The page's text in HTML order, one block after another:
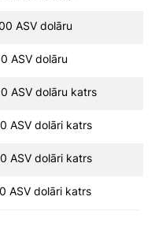
ASV dolāru
ASV dolāru
ASV dolāru katrs
ASV dolāri katrs
ASV dolāri katrs
ASV dolāri katrs